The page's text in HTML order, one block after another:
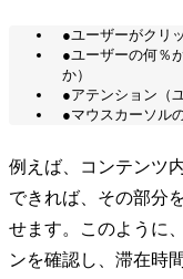
●ユーザーがクリ
●ユーザーの何％
か）
●アテンション（
●マウスカーソル
例えば、コンテンツ
できれば、その部分
せます。このように
ンを確認し、滞在時